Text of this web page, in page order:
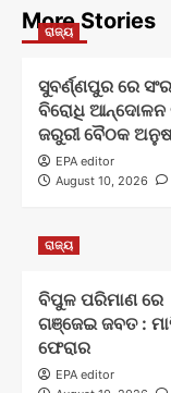
More Stories
ରାଜ୍ୟ
ସୁବର୍ଣ୍ଣପୁର ରେ
ବିରୋଧି ଆନ୍ଦୋଳନ
ଜରୁରୀ ବୈଠକ
EPA editor
August 10, 2026
ରାଜ୍ୟ
ବିପୁଳ ପରିମାଣ ରେ
ଗଞ୍ଜେଇ ଜବତ :
ଫେରାର
EPA editor